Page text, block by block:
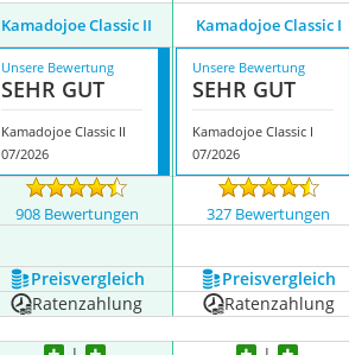
Kamadojoe Classic II Kamadojoe Classic I
Unsere Bewertung
SEHR GUT
Kamadojoe Classic II
07/2026
Unsere Bewertung
SEHR GUT
Kamadojoe Classic I
07/2026
908 Bewertungen 327 Bewertungen
Preis­vergleich Preis­vergleich
Ratenzahlung Ratenzahlung